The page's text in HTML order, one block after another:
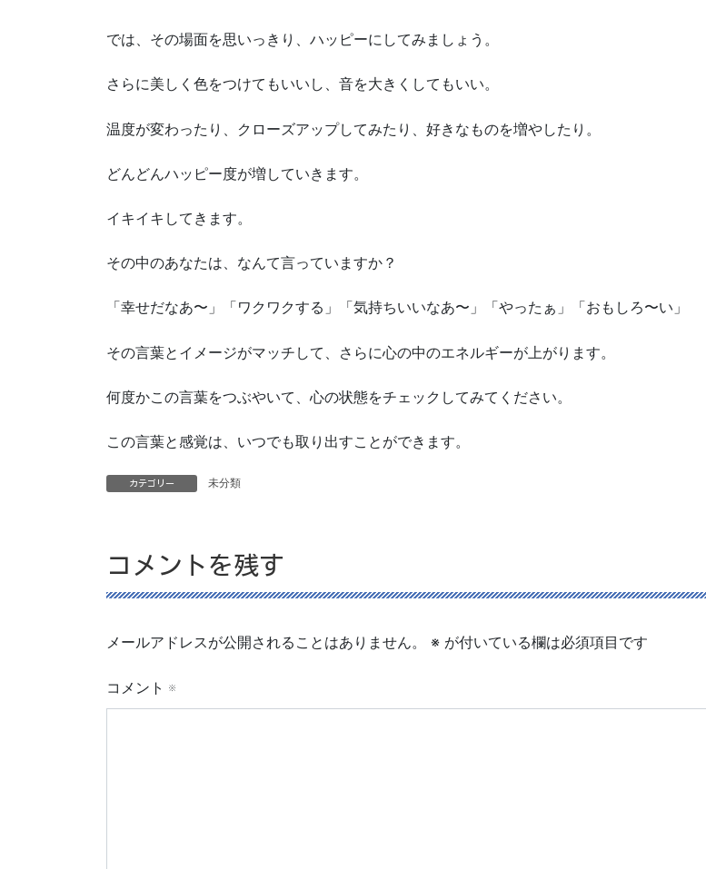
では、その場面を思いっきり、ハッピーにしてみましょう。
さらに美しく色をつけてもいいし、音を大きくしてもいい。
温度が変わったり、クローズアップしてみたり、好きなものを増やしたり。
どんどんハッピー度が増していきます。
イキイキしてきます。
その中のあなたは、なんて言っていますか？
「幸せだなあ〜」「ワクワクする」「気持ちいいなあ〜」「やったぁ」「おもしろ〜い」
その言葉とイメージがマッチして、さらに心の中のエネルギーが上がります。
何度かこの言葉をつぶやいて、心の状態をチェックしてみてください。
この言葉と感覚は、いつでも取り出すことができます。
カテゴリー 未分類
コメントを残す
メールアドレスが公開されることはありません。 ※ が付いている欄は必須項目です
コメント ※